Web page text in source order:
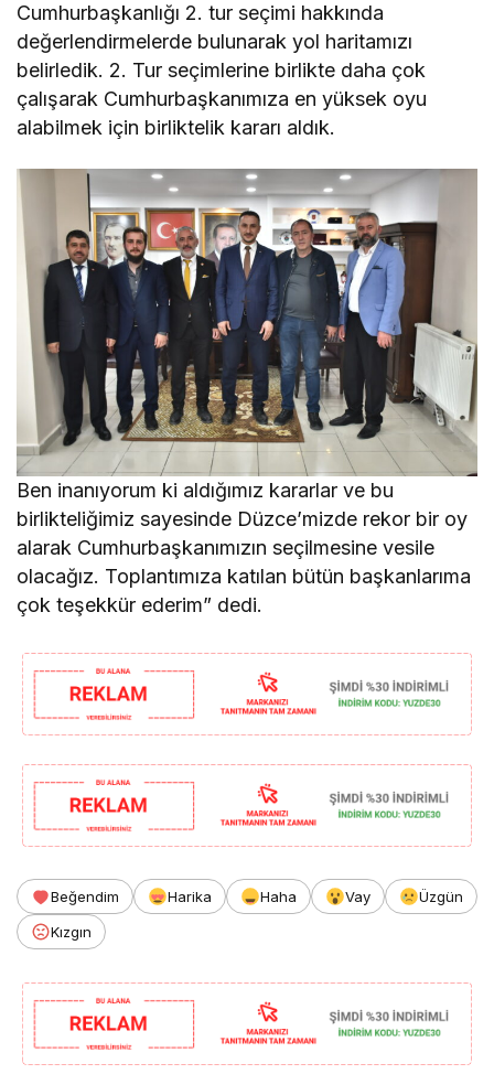
Cumhurbaşkanlığı 2. tur seçimi hakkında
değerlendirmelerde bulunarak yol haritamızı
belirledik. 2. Tur seçimlerine birlikte daha çok
çalışarak Cumhurbaşkanımıza en yüksek oyu
alabilmek için birliktelik kararı aldık.
Ben inanıyorum ki aldığımız kararlar ve bu
birlikteliğimiz sayesinde Düzce’mizde rekor bir oy
alarak Cumhurbaşkanımızın seçilmesine vesile
olacağız. Toplantımıza katılan bütün başkanlarıma
çok teşekkür ederim” dedi.
Beğendim Harika Haha Vay
Üzgün
Kızgın